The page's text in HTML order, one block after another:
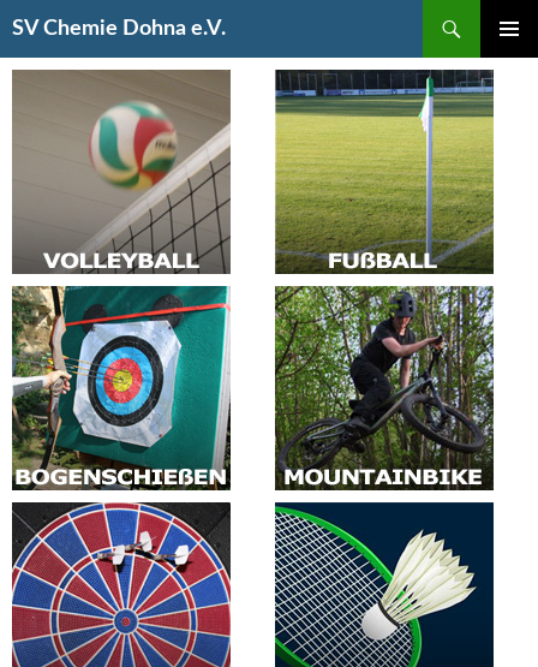
SV Chemie Dohna e.V.
MENÜ
ZUM